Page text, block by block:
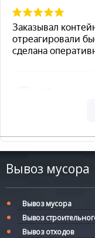
Вывоз мусора
Вывоз мусора
Вывоз
Вывоз отходов